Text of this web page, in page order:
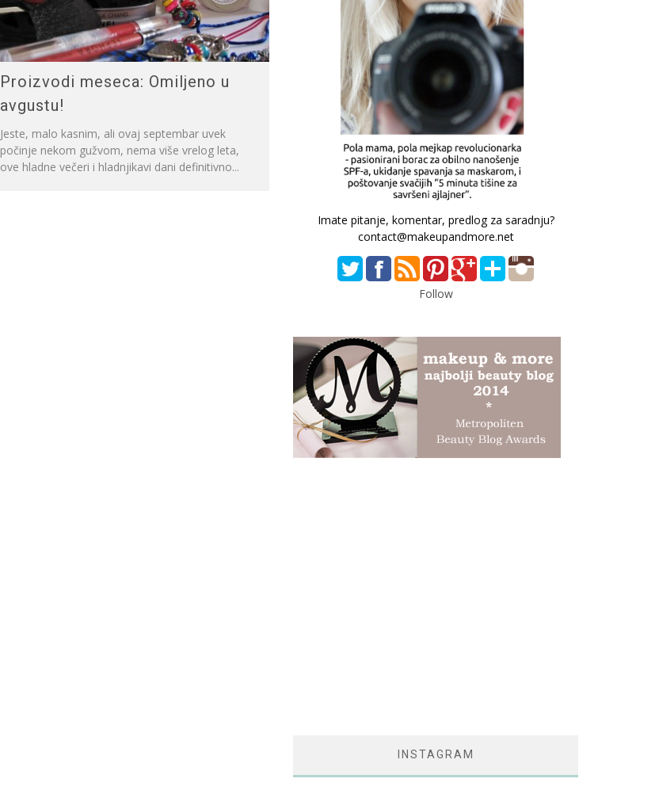
Proizvodi meseca: Omiljeno u
avgustu!
Jeste, malo kasnim, ali ovaj septembar uvek
počinje nekom gužvom, nema više vrelog leta,
ove hladne večeri i hladnjikavi dani definitivno...
Imate pitanje, komentar, predlog za saradnju?
contact@makeupandmore.net
Follow
INSTAGRAM